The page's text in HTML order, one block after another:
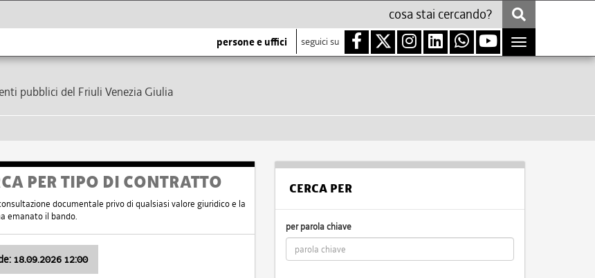
persone e uffici seguici su
Toggle
navigation
pubblici del Friuli Venezia Giulia
PER TIPO DI CONTRATTO
documentale privo di qualsiasi valore giuridico e la
emanato il bando.
18.09.2026 12:00
CERCA PER
per parola chiave